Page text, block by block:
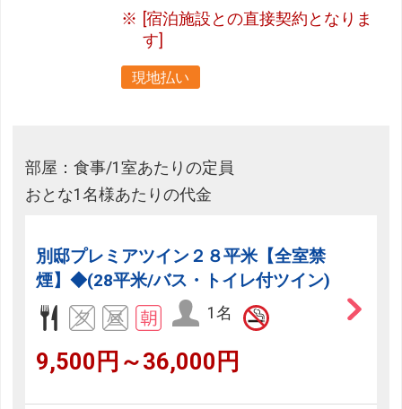
[宿泊施設との直接契約となりま
す]
現地払い
部屋：食事/1室あたりの定員
おとな1名様あたりの代金
別邸プレミアツイン２８平米【全室禁
煙】◆(28平米/バス・トイレ付ツイン)
1名
9,500円～36,000円